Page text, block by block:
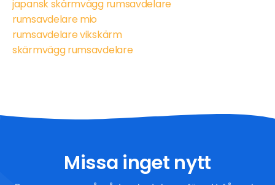
japansk skärmvägg rumsavdelare
rumsavdelare mio
rumsavdelare vikskärm
skärmvägg rumsavdelare
Missa inget nytt